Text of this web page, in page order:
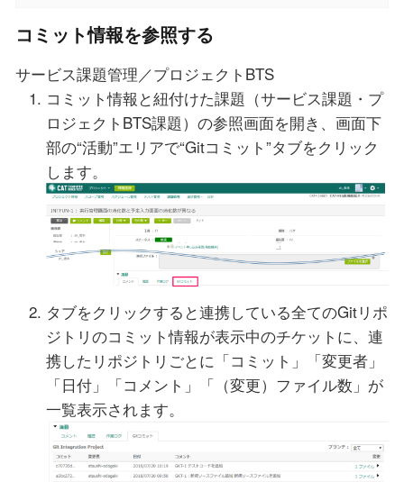
コミット情報を参照する
サービス課題管理／プロジェクトBTS
コミット情報と紐付けた課題（サービス課題・プ
ロジェクトBTS課題）の参照画面を開き、画面下
部の“活動”エリアで“Gitコミット”タブをクリック
します。
タブをクリックすると連携している全てのGitリポ
ジトリのコミット情報が表示中のチケットに、連
携したリポジトリごとに「コミット」「変更者」
「日付」「コメント」「（変更）ファイル数」が
一覧表示されます。